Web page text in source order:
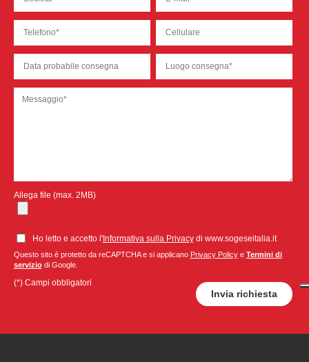
Allega file (max. 2MB)
Ho letto e accetto l'Informativa sulla Privacydi www.sogeseitalia.it
Questo sito è protetto da reCAPTCHA e si applicano Privacy Policye Termini di
serviziodi Google.
(*) Campi obbligatori